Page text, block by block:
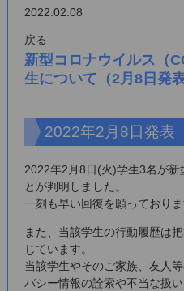
2022.02.08
戻る
新型コロナウイルス（
生について（2月8日発表
2022年2月8日発表
2022年2月8日(火)学生3名が新
とが判明しました。
一刻も早い回復を願っておりま
また、当該学生の行動履歴は
じています。
当該学生やそのご家族、友人
バシー情報の詮索や不当な扱